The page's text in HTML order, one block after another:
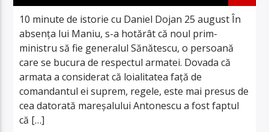
10 minute de istorie cu Daniel Dojan 25 august În
absenţa lui Maniu, s-a hotărât că noul prim-
ministru să fie generalul Sănătescu, o persoană
care se bucura de respectul armatei. Dovada că
armata a considerat că loialitatea față de
comandantul ei suprem, regele, este mai presus de
cea datorată mareşalului Antonescu a fost faptul
că […]